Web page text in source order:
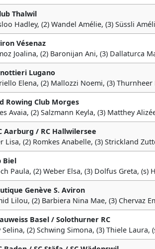
Thalwil
Hadley, (2) Wandel Amélie, (3) Süssli
Vésenaz
Joalina, (2) Baronijan Ani, (3) Dallaturca
Lugano
Elena, (2) Mallozzi Noemi, (3)
Rowing Club Morges
Avaia, (2) Salzmann Keyla, (3) Matthey
Aarburg / RC Hallwilersee
Lisa, (2) Romkes Anabelle, (3) Strickland
Biel
Paula, (2) Weber Elsa, (3) Dolfus Greta, (s)
Genève S. Aviron
Lilou, (2) Barbiera Nina Mae, (3) Chervaz
Basel / Solothurner RC
Selina, (2) Schwing Simona, (3) Thiele Laura,